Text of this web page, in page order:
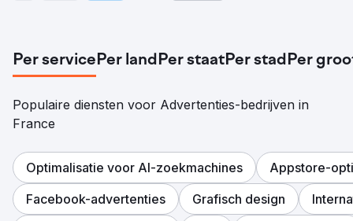
Per servicePer landPer staatPer stadPer
Populaire diensten voor Advertenties-bedrijven in
France
Optimalisatie voor AI-zoekmachines
Appstore-
Facebook-advertenties
Grafisch design